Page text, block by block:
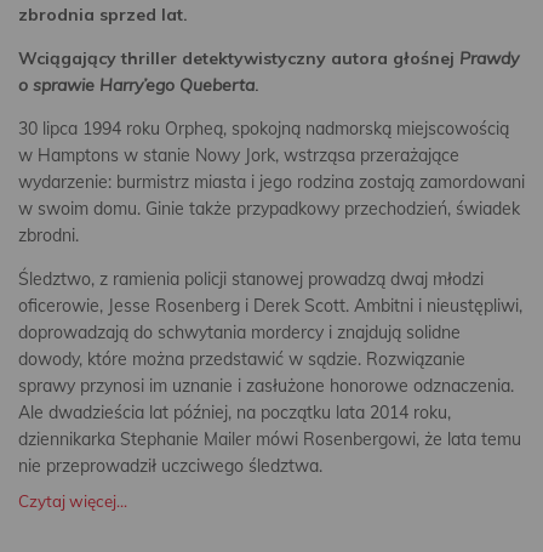
zbrodnia sprzed lat.
Wciągający thriller detektywistyczny autora głośnej Prawdy
o sprawie Harry’ego Queberta.
30 lipca 1994 roku Orpheą, spokojną nadmorską miejscowością
w Hamptons w stanie Nowy Jork, wstrząsa przerażające
wydarzenie: burmistrz miasta i jego rodzina zostają zamordowani
w swoim domu. Ginie także przypadkowy przechodzień, świadek
zbrodni.
Śledztwo, z ramienia policji stanowej prowadzą dwaj młodzi
oficerowie, Jesse Rosenberg i Derek Scott. Ambitni i nieustępliwi,
doprowadzają do schwytania mordercy i znajdują solidne
dowody, które można przedstawić w sądzie. Rozwiązanie
sprawy przynosi im uznanie i zasłużone honorowe odznaczenia.
Ale dwadzieścia lat później, na początku lata 2014 roku,
dziennikarka Stephanie Mailer mówi Rosenbergowi, że lata temu
nie przeprowadził uczciwego śledztwa.
Czytaj więcej...